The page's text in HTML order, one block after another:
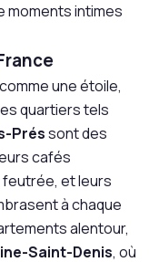
intimes
une étoile,
quartiers tels
Préssont des
cafés
feutrée, et leurs
à chaque
alentour,
Saint-Denis, où